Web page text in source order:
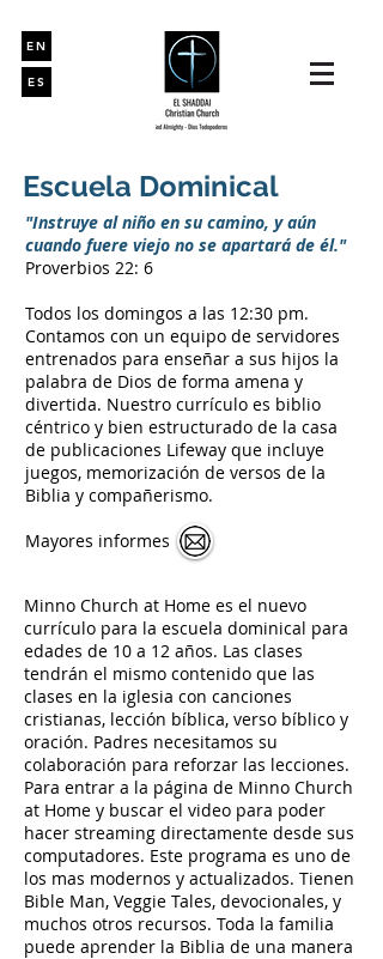
EN
ES
Escuela Dominical
"Instruye al niño en su camino, y aún
cuando fuere viejo no se apartará de él."
Proverbios 22: 6
Todos los domingos a las 12:30 pm.
Contamos con un equipo de servidores
entrenados para enseñar a sus hijos la
palabra de Dios de forma amena y
divertida. Nuestro currículo es biblio
céntrico y bien estructurado de la casa
de publicaciones Lifeway que incluye
juegos, memorización de versos de la
Biblia y compañerismo.
Mayores informes
Minno Church at Home es el nuevo
currículo para la escuela dominical para
edades de 10 a 12 años. Las clases
tendrán el mismo contenido que las
clases en la iglesia con canciones
cristianas, lección bíblica, verso bíblico y
oración. Padres necesitamos su
colaboración para reforzar las lecciones.
Para entrar a la página de Minno Church
at Home y buscar el video para poder
hacer streaming directamente desde sus
computadores. Este programa es uno de
los mas modernos y actualizados. Tienen
Bible Man, Veggie Tales, devocionales, y
muchos otros recursos. Toda la familia
puede aprender la Biblia de una manera